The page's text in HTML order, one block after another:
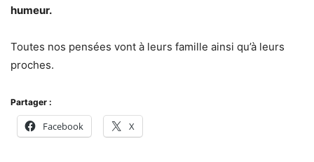
humeur.
Toutes nos pensées vont à leurs famille ainsi qu’à leurs
proches.
Partager :
Facebook X